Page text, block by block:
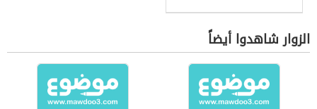
الزوار شاهدوا أيضاً